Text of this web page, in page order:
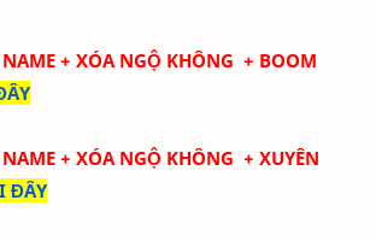
NAME + XÓA NGỘ KHÔNG + BOOM
NAME + XÓA NGỘ KHÔNG + XUYÊN
ĐÂY